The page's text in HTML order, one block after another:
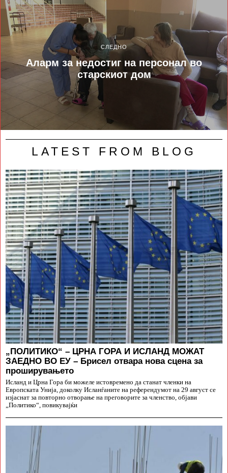
СЛЕДНО
Аларм за недостиг на персонал во
старскиот дом
LATEST FROM BLOG
„ПОЛИТИКО“ – ЦРНА ГОРА И ИСЛАНД МОЖАТ
ЗАЕДНО ВО ЕУ – Брисел отвара нова сцена за
проширувањето
Исланд и Црна Гора би можеле истовремено да станат членки на
Европската Унија, доколку Исланѓаните на референдумот на 29 август се
изјаснат за повторно отворање на преговорите за членство, објави
„Политико“, повикувајќи